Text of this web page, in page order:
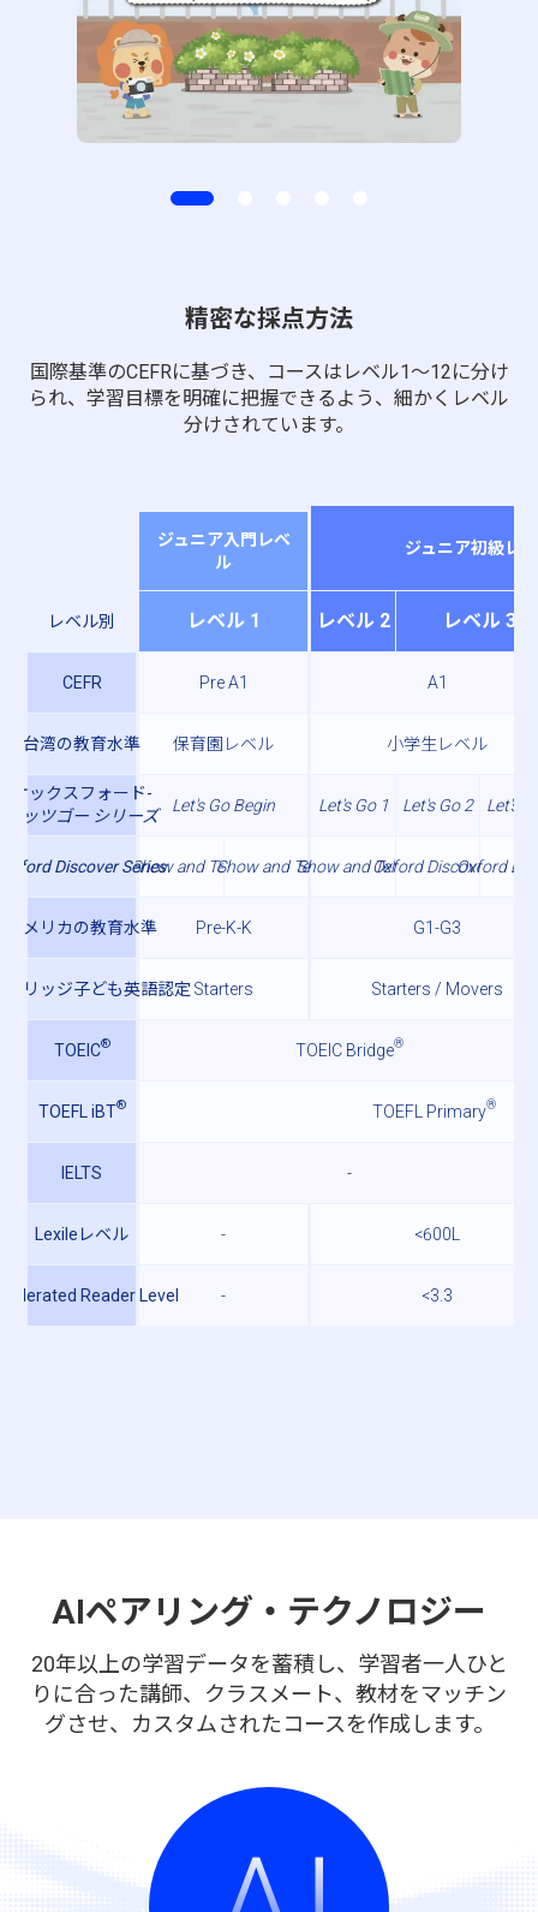
精密な採点方法
国際基準のCEFRに基づき、コースはレベル1～12に分け
られ、学習目標を明確に把握できるよう、細かくレベル
分けされています。
ジュニア入門レベ
ル
ジュニア初級レ
レベル別 レベル 1 レベル 2 レベル 3
CEFR Pre A1 A1
台湾の教育水準 保育園レベル 小学生レベル
オックスフォード-
レッツゴー シリーズ
Let's Go Begin Let's Go 1 Let's Go 2 Let's
Discover SeriesShow and TellShow and TellShow and Tell 3Oxford Discover 1
Oxford
アメリカの教育水準 Pre-K-K G1-G3
ブリッジ子ども英語認定 Starters Starters / Movers
TOEIC® TOEIC Bridge®
TOEFL iBT® TOEFL Primary®
IELTS -
Lexileレベル - <600L
Reader Level - <3.3
AIペアリング・テクノロジー
20年以上の学習データを蓄積し、学習者一人ひと
りに合った講師、クラスメート、教材をマッチン
グさせ、カスタムされたコースを作成します。